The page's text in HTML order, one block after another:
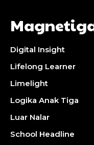
Digital Insight
Lifelong Learner
Limelight
Logika Anak Tiga
Luar Nalar
School Headline